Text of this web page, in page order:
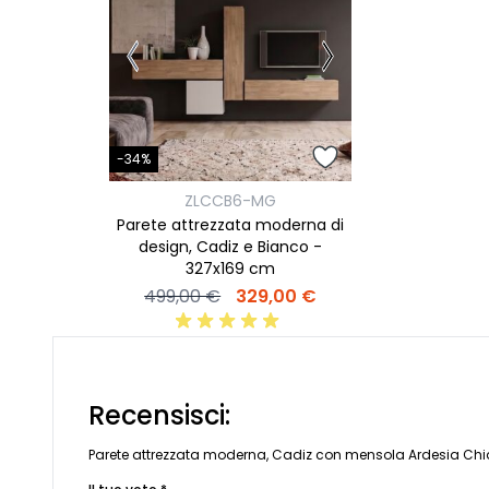
-34%
ZLCCB6-MG
Parete attrezzata moderna di
design, Cadiz e Bianco -
327x169 cm
499,00 € 329,00 €
Recensisci:
Parete attrezzata moderna, Cadiz con mensola Ardesia